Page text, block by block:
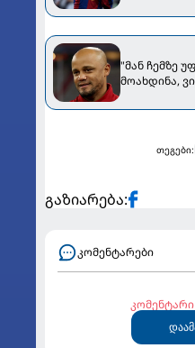
"მან ჩემზე
მოახდინა,
თეგები:
გაზიარება:
კომენტარები